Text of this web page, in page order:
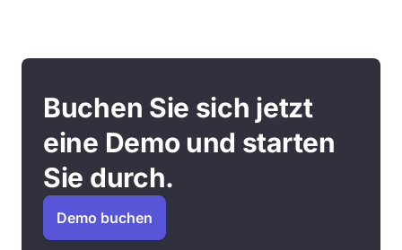
Buchen Sie sich jetzt
eine Demo und starten
Sie durch.
Demo buchen